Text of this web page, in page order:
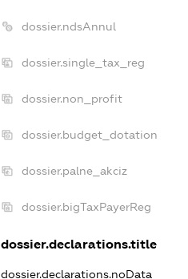
dossier.ndsAnnul
dossier.single_tax_reg
dossier.non_profit
dossier.budget_dotation
dossier.palne_akciz
dossier.bigTaxPayerReg
dossier.declarations.title
dossier.declarations.noData